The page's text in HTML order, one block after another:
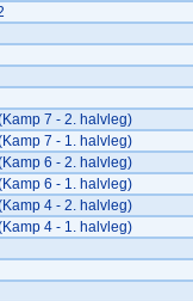
7 - 2. halvleg)
7 - 1. halvleg)
6 - 2. halvleg)
6 - 1. halvleg)
4 - 2. halvleg)
4 - 1. halvleg)